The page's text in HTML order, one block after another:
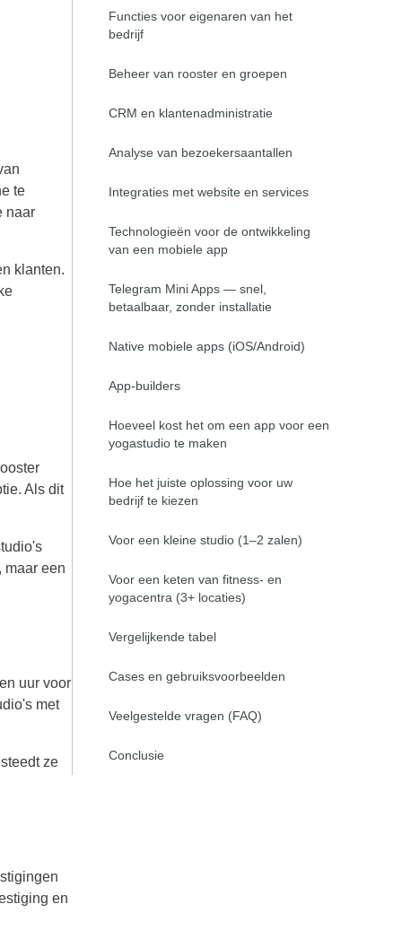
Bahasa Indonesia
العربية
Srpski
বাংলা
اردو
ខ្មែរ
فارسی
te
naar
klanten.
Als dit
maar een
uur voor
met
ze
en
Functies voor eigenaren van het
bedrijf
Beheer van rooster en groepen
CRM en klantenadministratie
Analyse van bezoekersaantallen
Integraties met website en services
Technologieën voor de ontwikkeling
van een mobiele app
Telegram Mini Apps — snel,
betaalbaar, zonder installatie
Native mobiele apps (iOS/Android)
App-builders
Hoeveel kost het om een app voor een
yogastudio te maken
Hoe het juiste oplossing voor uw
bedrijf te kiezen
Voor een kleine studio (1–2 zalen)
Voor een keten van fitness- en
yogacentra (3+ locaties)
Vergelijkende tabel
Cases en gebruiksvoorbeelden
Veelgestelde vragen (FAQ)
Conclusie